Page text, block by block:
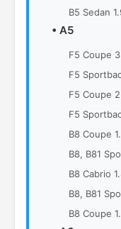
B5 Sedan
• A5
F5 Coupe
F5
F5 Coupe
F5
B8 Coupe
B8, B81
B8 Cabrio
B8, B81
B8 Coupe